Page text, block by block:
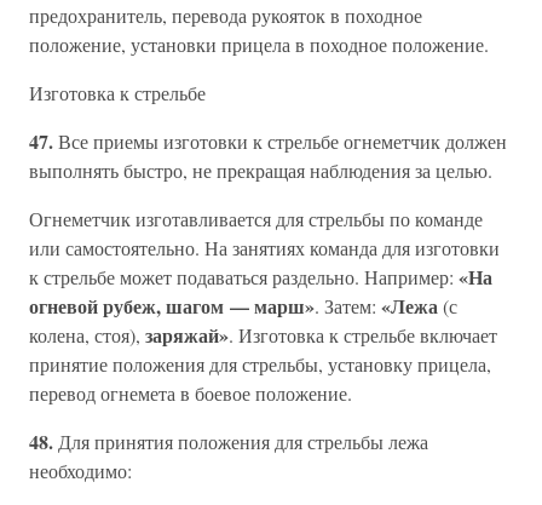
предохранитель, перевода рукояток в походное
положение, установки прицела в походное положение.
Изготовка к стрельбе
47.Все приемы изготовки к стрельбе огнеметчик должен
выполнять быстро, не прекращая наблюдения за целью.
Огнеметчик изготавливается для стрельбы по команде
или самостоятельно. На занятиях команда для изготовки
к стрельбе может подаваться раздельно. Например: «На
огневой рубеж, шагом — марш». Затем: «Лежа(с
колена, стоя), заряжай». Изготовка к стрельбе включает
принятие положения для стрельбы, установку прицела,
перевод огнемета в боевое положение.
48. Для принятия положения для стрельбы лежа
необходимо: